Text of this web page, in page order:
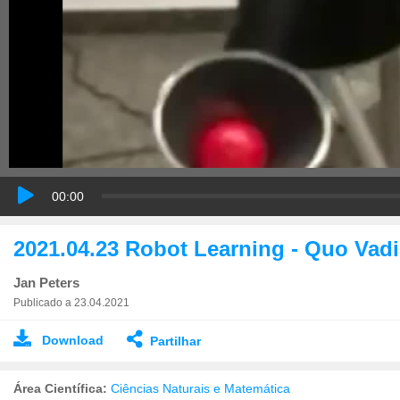
00:00
2021.04.23 Robot Learning - Quo
Jan Peters
Publicado a 23.04.2021
Download Partilhar
Área Científica: Ciências Naturais e Matemática